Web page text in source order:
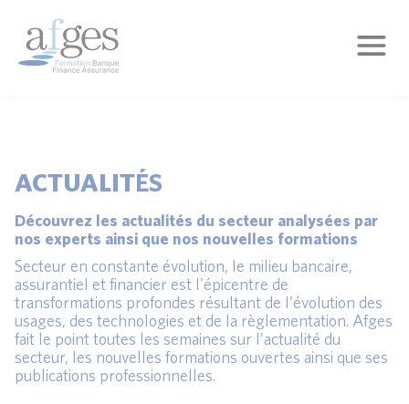
ACTUALITÉS
Découvrez les actualités du secteur analysées par
nos experts ainsi que nos nouvelles formations
Secteur en constante évolution, le milieu bancaire,
assurantiel et financier est l'épicentre de
transformations profondes résultant de l’évolution des
usages, des technologies et de la règlementation. Afges
fait le point toutes les semaines sur l’actualité du
secteur, les nouvelles formations ouvertes ainsi que ses
publications professionnelles.